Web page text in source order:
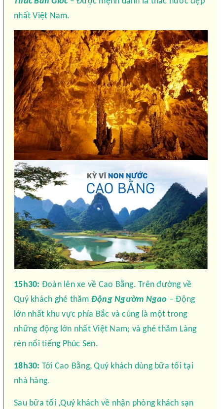
nhất Việt Nam.
15h30: Đoàn lên xe về Cao Bằng. Trên đường về
Quý khách ghé thăm Động Ngườm Ngao – Động
lớn nhất khu vực phía Bắc và cũng là một trong
những động lớn nhất Việt Nam; và ghé thăm Làng
rèn nổi tiếng Phúc Sen.
18h30: Tới Cao Bằng, Quý khách dùng bữa tối tại
nhà hàng.
Sau bữa tối ,Quý khách về nhận phòng khách sạn